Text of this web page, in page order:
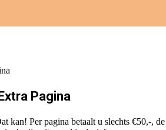
Pagina
kan! Per pagina betaalt u slechts €50,-, de